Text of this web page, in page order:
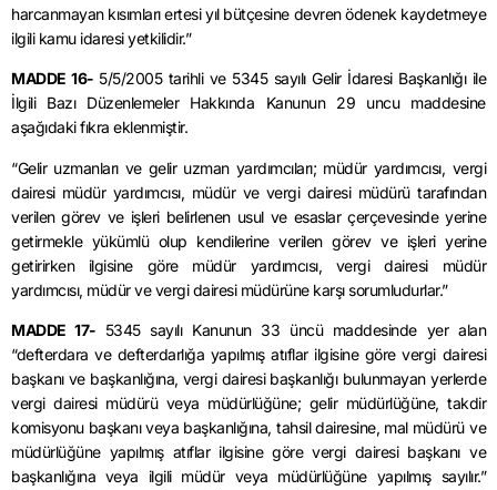
harcanmayan kısımları ertesi yıl bütçesine devren ödenek kaydetmeye
ilgili kamu idaresi yetkilidir.”
MADDE 16- 5/5/2005 tarihli ve 5345 sayılı Gelir İdaresi Başkanlığı ile
İlgili Bazı Düzenlemeler Hakkında Kanunun 29 uncu maddesine
aşağıdaki fıkra eklenmiştir.
“Gelir uzmanları ve gelir uzman yardımcıları; müdür yardımcısı, vergi
dairesi müdür yardımcısı, müdür ve vergi dairesi müdürü tarafından
verilen görev ve işleri belirlenen usul ve esaslar çerçevesinde yerine
getirmekle yükümlü olup kendilerine verilen görev ve işleri yerine
getirirken ilgisine göre müdür yardımcısı, vergi dairesi müdür
yardımcısı, müdür ve vergi dairesi müdürüne karşı sorumludurlar.”
MADDE 17- 5345 sayılı Kanunun 33 üncü maddesinde yer alan
“defterdara ve defterdarlığa yapılmış atıflar ilgisine göre vergi dairesi
başkanı ve başkanlığına, vergi dairesi başkanlığı bulunmayan yerlerde
vergi dairesi müdürü veya müdürlüğüne; gelir müdürlüğüne, takdir
komisyonu başkanı veya başkanlığına, tahsil dairesine, mal müdürü ve
müdürlüğüne yapılmış atıflar ilgisine göre vergi dairesi başkanı ve
başkanlığına veya ilgili müdür veya müdürlüğüne yapılmış sayılır.”